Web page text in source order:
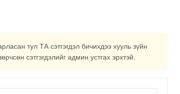
тул ТА сэтгэгдэл бичихдээ хууль зүйн
сэтгэгдэлийг админ устгах эрхтэй.